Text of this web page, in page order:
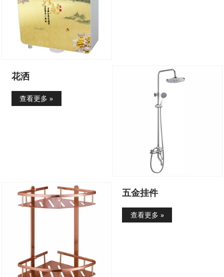
花洒
查看更多 »
五金挂件
查看更多 »